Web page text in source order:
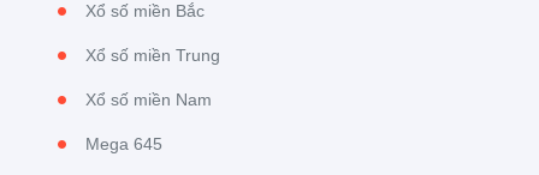
Xổ số miền Bắc
Xổ số miền Trung
Xổ số miền Nam
Mega 645